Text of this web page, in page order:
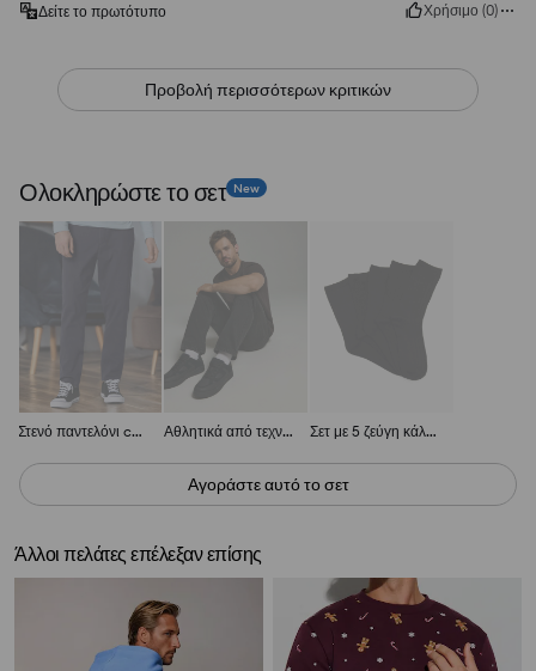
Δείτε το πρωτότυπο
Χρήσιμο (0)
Προβολή περισσότερων κριτικών
Ολοκληρώστε το σετ New
Στενό παντελόνι chino Αθλητικά από τεχνητό δέρμα Σετ με 5 ζεύγη κάλτσες
Αγοράστε αυτό το σετ
Άλλοι πελάτες επέλεξαν επίσης